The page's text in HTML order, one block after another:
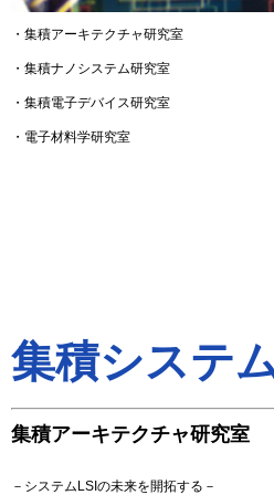
・ 集積アーキテクチャ研究室
・ 集積ナノシステム研究室
・ 集積電子デバイス研究室
・ 電子材料学研究室
集積システ
集積アーキテクチャ研究室
－システムLSIの未来を開拓する－